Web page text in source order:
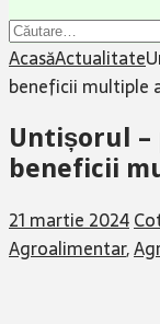
Caută
după:
AcasăActualitate
beneficii multiple
Untișorul –
beneficii
21 martie 2024
Agroalimentar,